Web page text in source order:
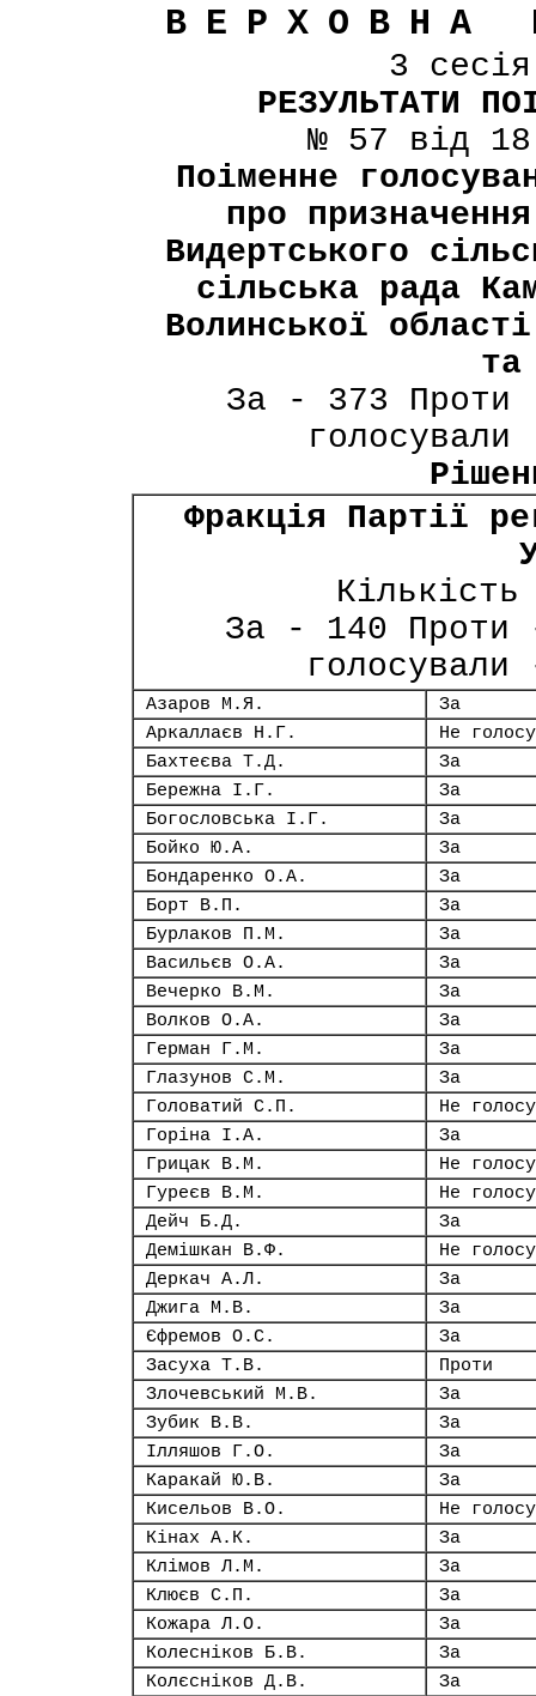
ВЕРХОВНА
3
РЕЗУЛЬТАТИ
№ 57 від
Поіменне
про
Видертського
сільська рада
Волинської
та
За - 373 Проти
Фракція Партії
За - 140 Проти
Азаров М.Я.
За
Аркаллаєв Н.Г.
Не
Бахтеєва Т.Д.
За
Бережна І.Г.
За
Богословська І.Г.
За
Бойко Ю.А.
За
Бондаренко О.А.
За
Борт В.П.
За
Бурлаков П.М.
За
Васильєв О.А.
За
Вечерко В.М.
За
Волков О.А.
За
Герман Г.М.
За
Глазунов С.М.
За
Головатий С.П.
Не
Горіна І.А.
За
Грицак В.М.
Не
Гуреєв В.М.
Не
Дейч Б.Д.
За
Демішкан В.Ф.
Не
Деркач А.Л.
За
Джига М.В.
За
Єфремов О.С.
За
Засуха Т.В.
Проти
Злочевський М.В.
За
Зубик В.В.
За
Ілляшов Г.О.
За
Каракай Ю.В.
За
Кисельов В.О.
Не
Кінах А.К.
За
Клімов Л.М.
За
Клюєв С.П.
За
Кожара Л.О.
За
Колесніков Б.В.
За
Колєсніков Д.В.
За